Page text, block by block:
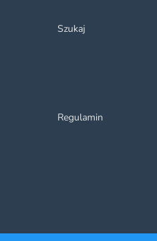
Szukaj
Regulamin